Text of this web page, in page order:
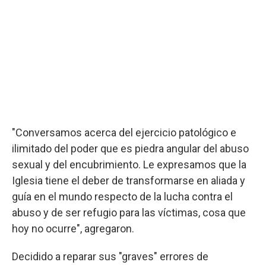
"Conversamos acerca del ejercicio patológico e
ilimitado del poder que es piedra angular del abuso
sexual y del encubrimiento. Le expresamos que la
Iglesia tiene el deber de transformarse en aliada y
guía en el mundo respecto de la lucha contra el
abuso y de ser refugio para las víctimas, cosa que
hoy no ocurre", agregaron.
Decidido a reparar sus "graves" errores de